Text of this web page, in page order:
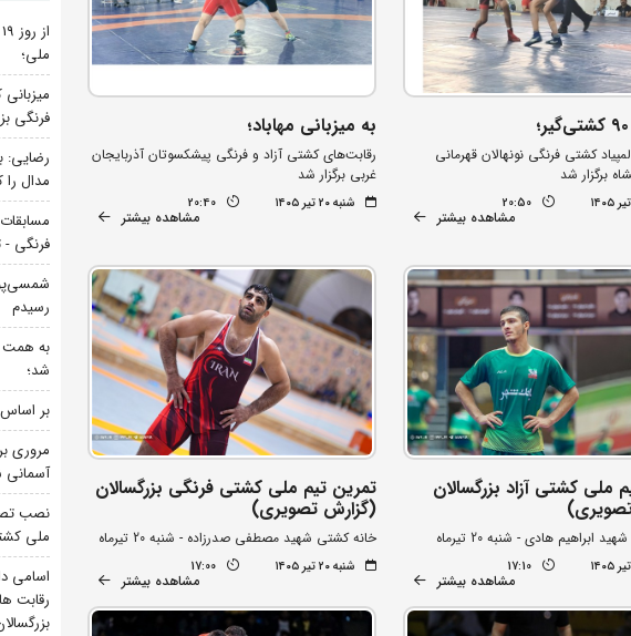
کشتی فرنگی نونهالان قهرمانی
برگزار شد
20:50
مشاهده بیشتر
به میزبانی مهاباد؛
رقابت‌های کشتی آزاد و فرنگی پیشکسوتان آذربایجان
غربی برگزار شد
شنبه ۲۰ تیر ۱۴۰۵ 20:40
مشاهده بیشتر
ملی کشتی آزاد بزرگسالان
ابراهیم هادی - شنبه 20 تیرماه
17:10
مشاهده بیشتر
تمرین تیم ملی کشتی فرنگی بزرگسالان
(گزارش تصویری)
خانه کشتی شهید مصطفی صدرزاده - شنبه 20 تیرماه
شنبه ۲۰ تیر ۱۴۰۵ 17:00
مشاهده بیشتر
ملی؛
فرنگی
رضایی:
مدال
فرنگی -
رسیدم
به همت
شد؛
بر
مروری
آسمانی
نصب
ملی
اسامی
رقابت